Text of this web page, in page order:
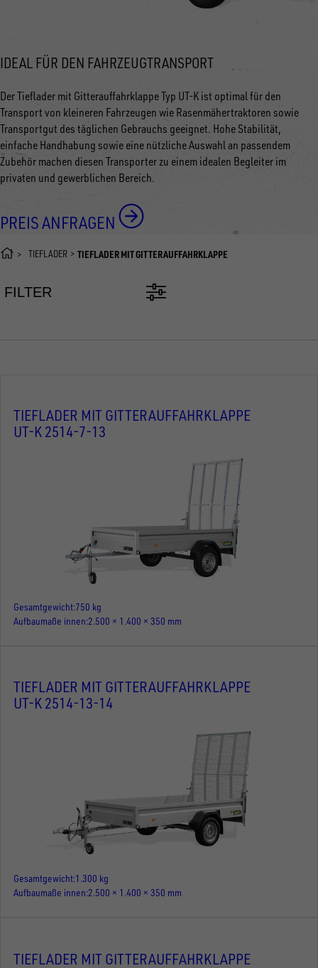
IDEAL FÜR DEN FAHRZEUGTRANSPORT
Der Tieflader mit Gitterauffahrklappe Typ UT-K ist optimal für den
Transport von kleineren Fahrzeugen wie Rasenmähertraktoren sowie
Transportgut des täglichen Gebrauchs geeignet. Hohe Stabilität,
einfache Handhabung sowie eine nützliche Auswahl an passendem
Zubehör machen diesen Transporter zu einem idealen Begleiter im
privaten und gewerblichen Bereich.
PREIS ANFRAGEN
TIEFLADER TIEFLADER MIT GITTERAUFFAHRKLAPPE
FILTER
TIEFLADER MIT GITTERAUFFAHRKLAPPE
UT-K 2514-7-13
Gesamtgewicht 750 kg
Aufbaumaße innen 2.500 × 1.400 × 350 mm
TIEFLADER MIT GITTERAUFFAHRKLAPPE
UT-K 2514-13-14
Gesamtgewicht 1.300 kg
Aufbaumaße innen 2.500 × 1.400 × 350 mm
TIEFLADER MIT GITTERAUFFAHRKLAPPE